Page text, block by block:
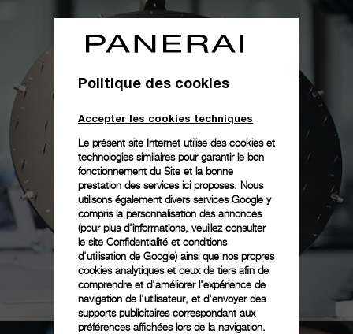
Politique des cookies
Accepter les cookies techniques
Le présent site Internet utilise des cookies et
technologies similaires pour garantir le bon
fonctionnement du Site et la bonne
prestation des services ici proposes. Nous
utilisons également divers services Google y
compris la personnalisation des annonces
(pour plus d'informations, veuillez consulter
le site Confidentialité et conditions
d'utilisation de Google) ainsi que nos propres
cookies analytiques et ceux de tiers afin de
comprendre et d'améliorer l'expérience de
navigation de l'utilisateur, et d'envoyer des
supports publicitaires correspondant aux
préférences affichées lors de la navigation.